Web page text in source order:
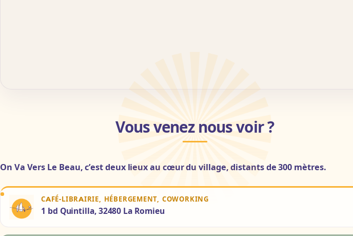
Vous venez nous voir ?
On Va Vers Le Beau, c’est deux lieux au cœur du village, distants de 300 mètres.
CAFÉ-LIBRAIRIE, HÉBERGEMENT, COWORKING
1 bd Quintilla, 32480 La Romieu